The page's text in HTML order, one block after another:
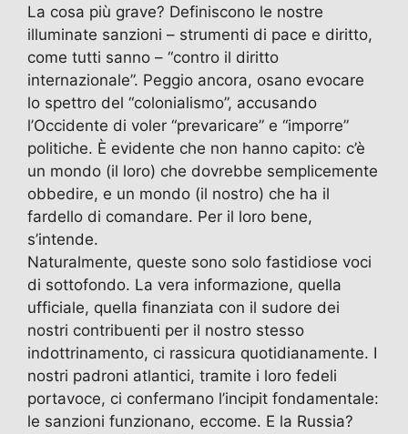
La cosa più grave? Definiscono le nostre
illuminate sanzioni – strumenti di pace e diritto,
come tutti sanno – “contro il diritto
internazionale”. Peggio ancora, osano evocare
lo spettro del “colonialismo”, accusando
l’Occidente di voler “prevaricare” e “imporre”
politiche. È evidente che non hanno capito: c’è
un mondo (il loro) che dovrebbe semplicemente
obbedire, e un mondo (il nostro) che ha il
fardello di comandare. Per il loro bene,
s’intende.
Naturalmente, queste sono solo fastidiose voci
di sottofondo. La vera informazione, quella
ufficiale, quella finanziata con il sudore dei
nostri contribuenti per il nostro stesso
indottrinamento, ci rassicura quotidianamente. I
nostri padroni atlantici, tramite i loro fedeli
portavoce, ci confermano l’incipit fondamentale:
le sanzioni funzionano, eccome. E la Russia?